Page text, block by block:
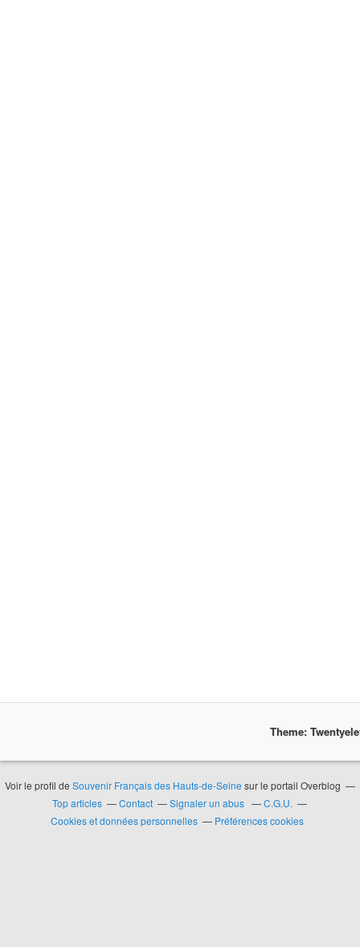
Theme:
Voir le profil de Souvenir Français des Hauts-de-Seine sur le portail Overblog
Top articles
Contact Signaler un abus
C.G.U.
Cookies et données personnelles
Préférences cookies